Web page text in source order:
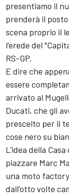
presentiamo il
prenderà il
scena proprio il
l'erede del
RS-GP.
E dire che
essere
arrivato al
Ducati, che gli
prescelto per il
cose nero su
L'idea della
piazzare Marc
una moto
dall'otto volte